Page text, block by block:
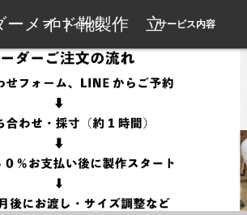
ーメイド靴製作 立
プロフィール サービス内容